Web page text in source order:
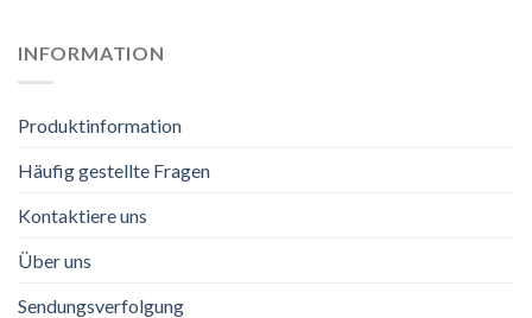
INFORMATION
Produktinformation
Häufig gestellte Fragen
Kontaktiere uns
Über uns
Sendungsverfolgung